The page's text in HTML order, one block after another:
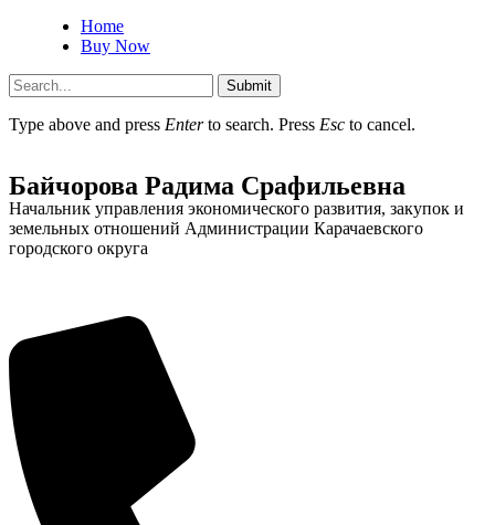
Home
Buy Now
Submit
Type above and press Enterto search. Press Esc to cancel.
Байчорова Радима Срафильевна
Начальник управления экономического развития, закупок и
земельных отношений Администрации Карачаевского
городского округа